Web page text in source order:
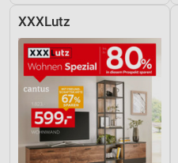
XXXLutz